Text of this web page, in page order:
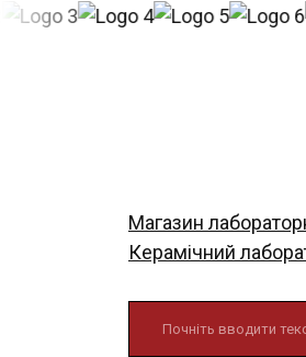
Магазин
Керамічний